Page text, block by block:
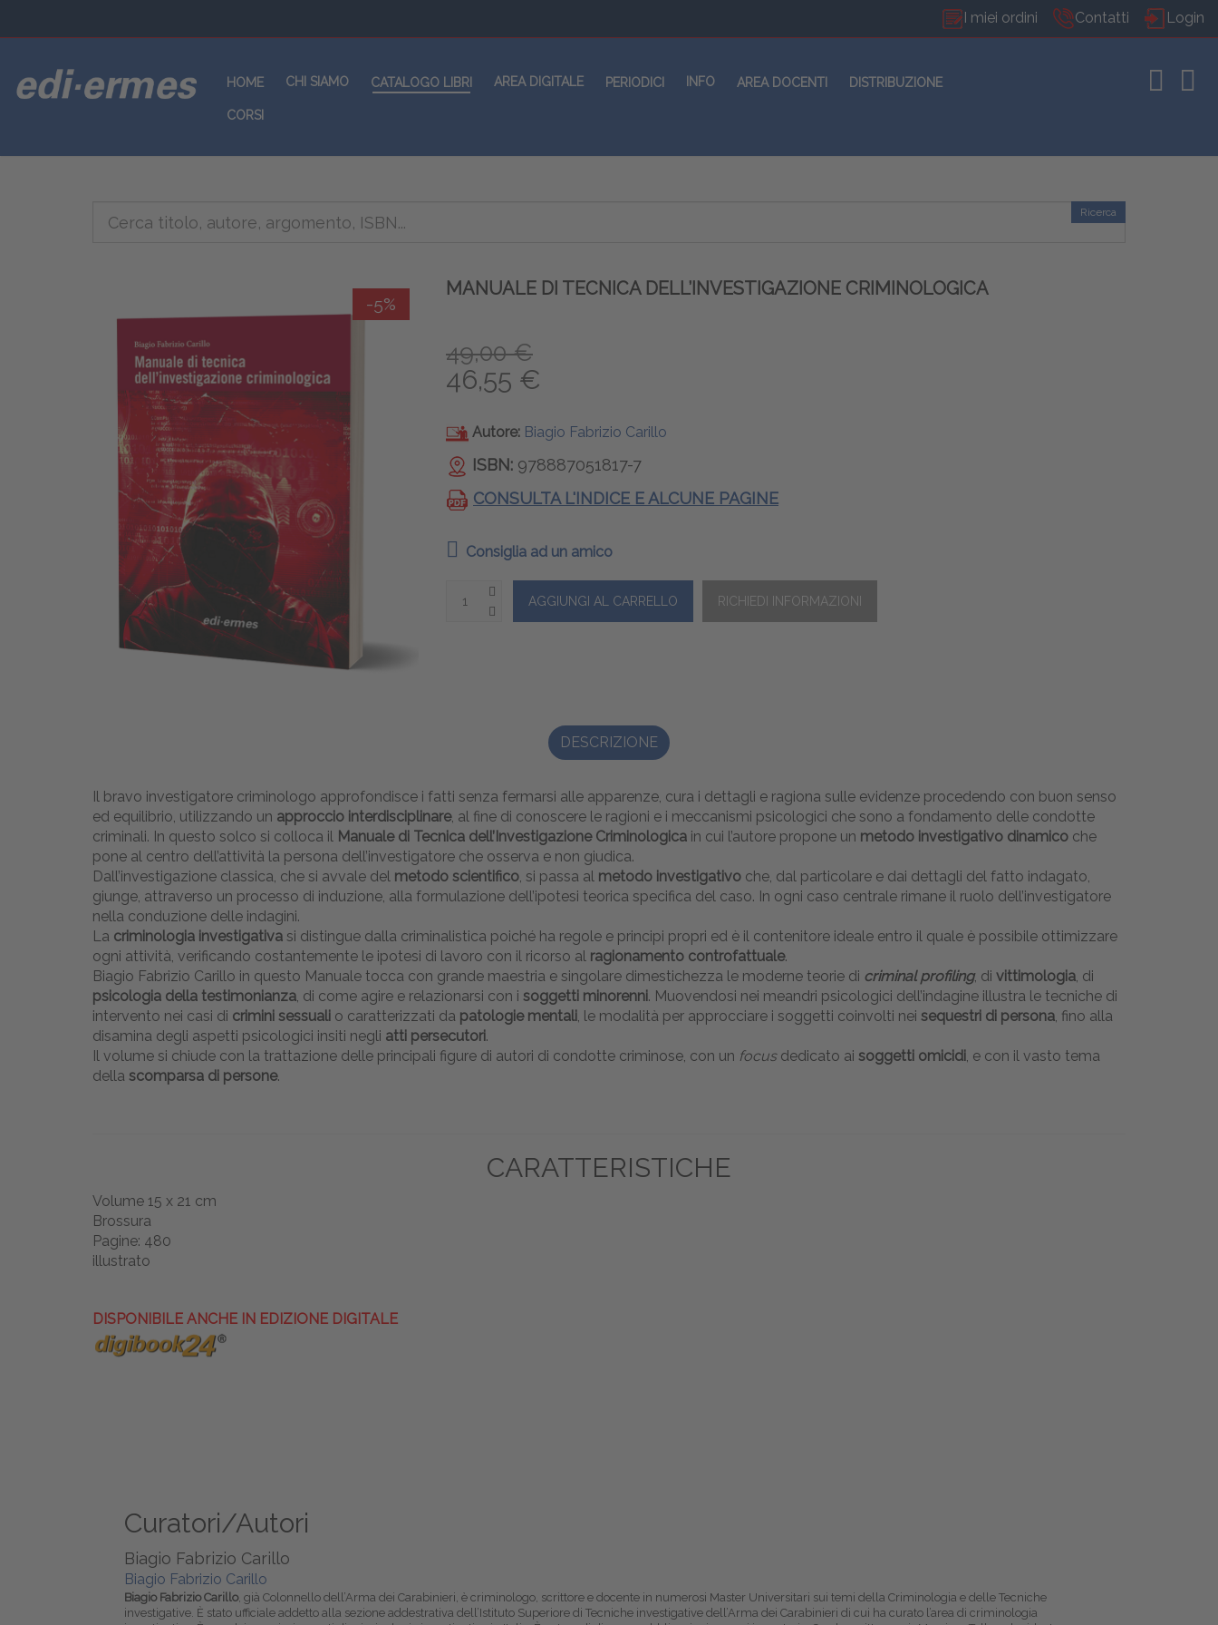
I miei ordini Contatti Login
HOME CHI SIAMO CATALOGO LIBRI AREA DIGITALE PERIODICI INFO AREA DOCENTI DISTRIBUZIONE
CORSI
Ricerca
-5%
MANUALE DI TECNICA DELL’INVESTIGAZIONE CRIMINOLOGICA
49,00 €
46,55 €
Autore: Biagio Fabrizio Carillo
ISBN: 978887051817-7
CONSULTA L'INDICE E ALCUNE PAGINE
Consiglia ad un amico
DESCRIZIONE
Il bravo investigatore criminologo approfondisce i fatti senza fermarsi alle apparenze, cura i dettagli e ragiona sulle evidenze procedendo con buon senso
ed equilibrio, utilizzando un approccio interdisciplinare, al fine di conoscere le ragioni e i meccanismi psicologici che sono a fondamento delle condotte
criminali. In questo solco si colloca il Manuale di Tecnica dell’Investigazione Criminologica in cui l’autore propone un metodo investigativo dinamico che
pone al centro dell’attività la persona dell’investigatore che osserva e non giudica.
Dall’investigazione classica, che si avvale del metodo scientifico , si passa al metodo investigativo che, dal particolare e dai dettagli del fatto indagato,
giunge, attraverso un processo di induzione, alla formulazione dell’ipotesi teorica specifica del caso. In ogni caso centrale rimane il ruolo dell’investigatore
nella conduzione delle indagini.
La criminologia investigativa si distingue dalla criminalistica poiché ha regole e principi propri ed è il contenitore ideale entro il quale è possibile ottimizzare
ogni attività, verificando costantemente le ipotesi di lavoro con il ricorso al ragionamento controfattuale.
Biagio Fabrizio Carillo in questo Manuale tocca con grande maestria e singolare dimestichezza le moderne teorie di criminal profiling, di vittimologia , di
psicologia della testimonianza , di come agire e relazionarsi con i soggetti minorenni . Muovendosi nei meandri psicologici dell’indagine illustra le tecniche di
intervento nei casi di crimini sessuali o caratterizzati da patologie mentali , le modalità per approcciare i soggetti coinvolti nei sequestri di persona , fino alla
disamina degli aspetti psicologici insiti negli atti persecutori.
Il volume si chiude con la trattazione delle principali figure di autori di condotte criminose, con un focus dedicato ai soggetti omicidi , e con il vasto tema
della scomparsa di persone.
CARATTERISTICHE
Volume 15 x 21 cm
Brossura
Pagine: 480
illustrato
DISPONIBILE ANCHE IN EDIZIONE DIGITALE
Curatori/Autori
Biagio Fabrizio Carillo
Biagio Fabrizio Carillo
Biagio Fabrizio Carillo, già Colonnello dell’Arma dei Carabinieri, è criminologo, scrittore e docente in numerosi Master Universitari sui temi della Criminologia e delle Tecniche
investigative. È stato ufficiale addetto alla sezione addestrativa dell’Istituto Superiore di Tecniche investigative dell’Arma dei Carabinieri di cui ha curato l’area di criminologia